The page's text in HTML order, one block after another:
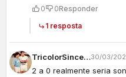
0 0Responder
1 resposta
TricolorSincero30/03/
2 a 0 realmente seria